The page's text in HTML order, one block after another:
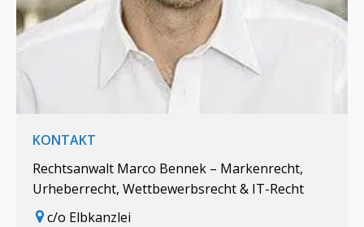
KONTAKT
Rechtsanwalt Marco Bennek – Markenrecht,
Urheberrecht, Wettbewerbsrecht & IT-Recht
c/o Elbkanzlei